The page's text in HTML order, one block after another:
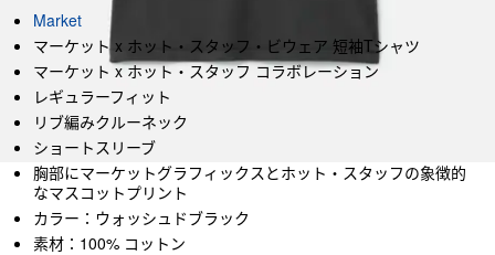
Market
マーケット x ホット・スタッフ・ビウェア 短袖Tシャツ
マーケット x ホット・スタッフ コラボレーション
レギュラーフィット
リブ編みクルーネック
ショートスリーブ
胸部にマーケットグラフィックスとホット・スタッフの象徴的
なマスコットプリント
カラー：ウォッシュドブラック
素材：100% コットン